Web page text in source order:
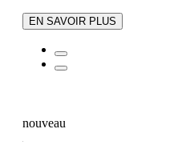
EN SAVOIR PLUS
nouveau